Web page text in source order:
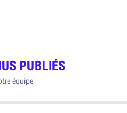
PUBLIÉS
équipe